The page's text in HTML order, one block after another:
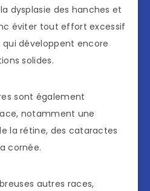
dysplasie des hanches et
éviter tout effort excessif
développent encore
solides.
sont également
notamment une
la rétine, des cataractes
cornée.
autres races,